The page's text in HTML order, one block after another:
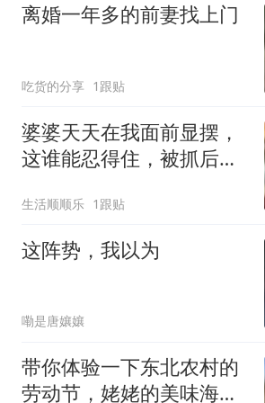
离婚一年多的前妻找上门
吃货的分享 1跟贴
婆婆天天在我面前显摆，
这谁能忍得住，被抓后没
生活顺顺乐 1跟贴
这阵势，我以为
嘞是唐孃孃
带你体验一下东北农村的
劳动节，姥姥的美味海鲜